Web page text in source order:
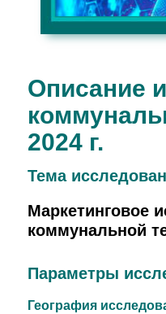
Описание
2024 г.
Тема
Маркетинговое
коммунальной
Параметры
География